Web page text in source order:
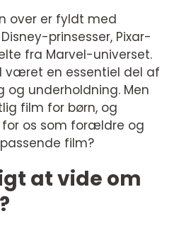
over er fyldt med
prinsesser, Pixar-
fra Marvel-universet.
været en essentiel del af
og underholdning. Men
film for børn, og
os som forældre og
film?
at vide om